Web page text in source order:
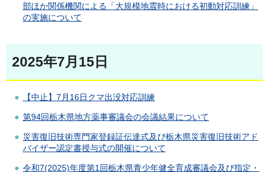
部ほか関係機関による「大規模地震時における初動対応訓練」
の実施について
2025年7月15日
【中止】7月16日クマ出没対応訓練
第94回栃木県地方薬事審議会の会議結果について
災害復旧技術専門家登録証伝達式及び栃木県災害復旧技術アド
バイザー認定書授与式の開催について
令和7(2025)年度第1回栃木県青少年健全育成審議会及び指定・